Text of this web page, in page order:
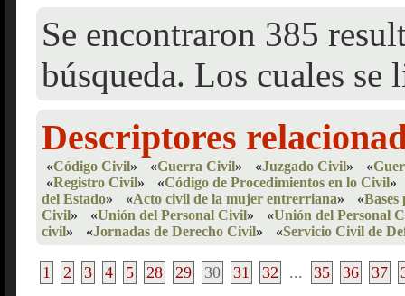
Se encontraron 385
búsqueda. Los cuales se
Descriptores
«Código Civil» «Guerra Civil» «Juzgado Civil» «
«Registro Civil» «Código de Procedimientos en lo Civil»
del Estado» «Acto civil de la mujer entrerriana» «Bases
Civil» «Unión del Personal Civil» «Unión del Personal
civil» «Jornadas de Derecho Civil» «Servicio Civil de
1 2 3 4 5 28 29 30 31 32 ... 35 36 37